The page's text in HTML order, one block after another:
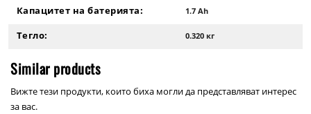
Капацитет на батерията: 1.7 Ah
Тегло: 0.320 кг
Similar products
Вижте тези продукти, които биха могли да представляват интерес
за вас.